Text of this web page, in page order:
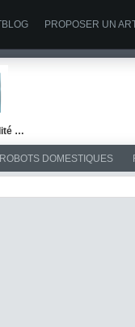
PROPOSER UN
…
ROBOTS DOMESTIQUES